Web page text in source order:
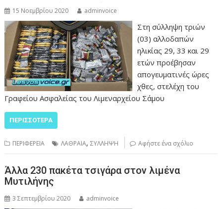
15 Νοεμβρίου 2020 adminvoice
Στη σύλληψη τριών
(03) αλλοδαπών
ηλικίας 29, 33 και 29
ετών προέβησαν
απογευματινές ώρες
χθες, στελέχη του
Γραφείου Ασφαλείας του Λιμεναρχείου Σάμου
ΠΕΡΙΣΣΌΤΕΡΑ
ΠΕΡΙΦΕΡΕΙΑ ΛΑΘΡΑΙΑ,ΣΥΛΛΗΨΗ Αφήστε ένα σχόλιο
Άλλα 230 πακέτα τσιγάρα στον λιμένα
Μυτιλήνης
3 Σεπτεμβρίου 2020 adminvoice